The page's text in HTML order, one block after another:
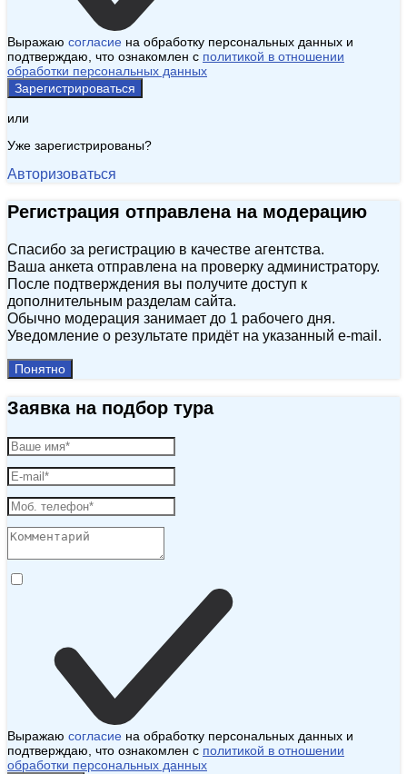
Выражаю согласие на обработку персональных данных и
подтверждаю, что ознакомлен с политикой в отношении
обработки персональных данных
Зарегистрироваться
или
Уже зарегистрированы?
Авторизоваться
Регистрация отправлена на модерацию
Спасибо за регистрацию в качестве агентства.
Ваша анкета отправлена на проверку администратору.
После подтверждения вы получите доступ к
дополнительным разделам сайта.
Обычно модерация занимает до 1 рабочего дня.
Уведомление о результате придёт на указанный e‑mail.
Понятно
Заявка на подбор тура
Выражаю согласие на обработку персональных данных и
подтверждаю, что ознакомлен с политикой в отношении
обработки персональных данных